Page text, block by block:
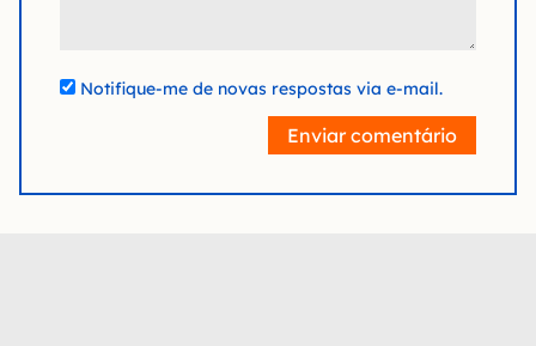
Notifique-me de novas respostas via e-mail.
Enviar comentário